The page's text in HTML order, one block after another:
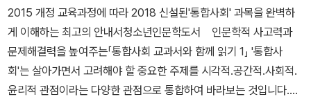
의 과정은 '프로젝트 하기' 활동이 다양하고 어렵지 않아서 주제에 대
한 고민을 하고 있는 나도 천천히 프로젝트를 완성해보고자 끄적이고
있다. 물론 주변 사람들이 생각하는 행복한 순간을 인터뷰 하는 등의
조사활동은 무리이기도 하지만 학생들에게도 너무 어릴 적의 이야기
또는 힘든 과제가 되지 않을까 생각해본다.좀 더 창의적인 것들로 큰
론하고 해결해나갈 수있는 힘을 길러나가는과정들을 배워보며 수동
적인 지식ㅎ습득이 아니라 일상과 밀접한 사회현상들을 톱합적인 관
점에서 합리적해결점들을 도출해나가는 일련의 과정이 책을 손에서
놓지 못하게 흥미와 재미까지 안겨주지 않았나싶어요^^ 이책을 만나
면서 일곱마리 눈먼생쥐의 그림책이 생각났어요 아직도 펼쳐보면서
시다 코너를 통해 좀 더 심화된 사회를 배울 수 있고, 더 깊이 공부하
고 싶으면 어떤 방향으로 가야하는지까지 가이드를 해 주고 있어요.
하지만...이 책의 가장 큰 포인트는...쉬운 설명이나 잘 짜인 구성이 아
닌 바로바로...각 챕터의 마지막에 소개되는 프로젝트!!!각 챕터의 공
부내용을 잘 이해했는지, 혹은 잘 이해하기 위해 하는 일종의 독후활
2015 개정 교육과정에 따라 2018 신설된'통합사회' 과목을 완벽하
게 이해하는 최고의 안내서청소년인문학도서 인문학적 사고력과
문제해결력을 높여주는「통합사회 교과서와 함께 읽기 1」 '통합사
회'는 살아가면서 고려해야 할 중요한 주제를 시각적.공간적.사회적.
윤리적 관점이라는 다양한 관점으로 통합하여 바라보는 것입니다.이